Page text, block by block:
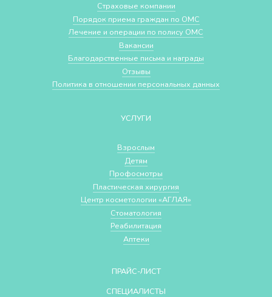
Страховые компании
Порядок приема граждан по ОМС
Лечение и операции по полису ОМС
Вакансии
Благодарственные письма и награды
Отзывы
Политика в отношении персональных данных
УСЛУГИ
Взрослым
Детям
Профосмотры
Пластическая хирургия
Центр косметологии «АГЛАЯ»
Стоматология
Реабилитация
Аптеки
ПРАЙС-ЛИСТ
СПЕЦИАЛИСТЫ